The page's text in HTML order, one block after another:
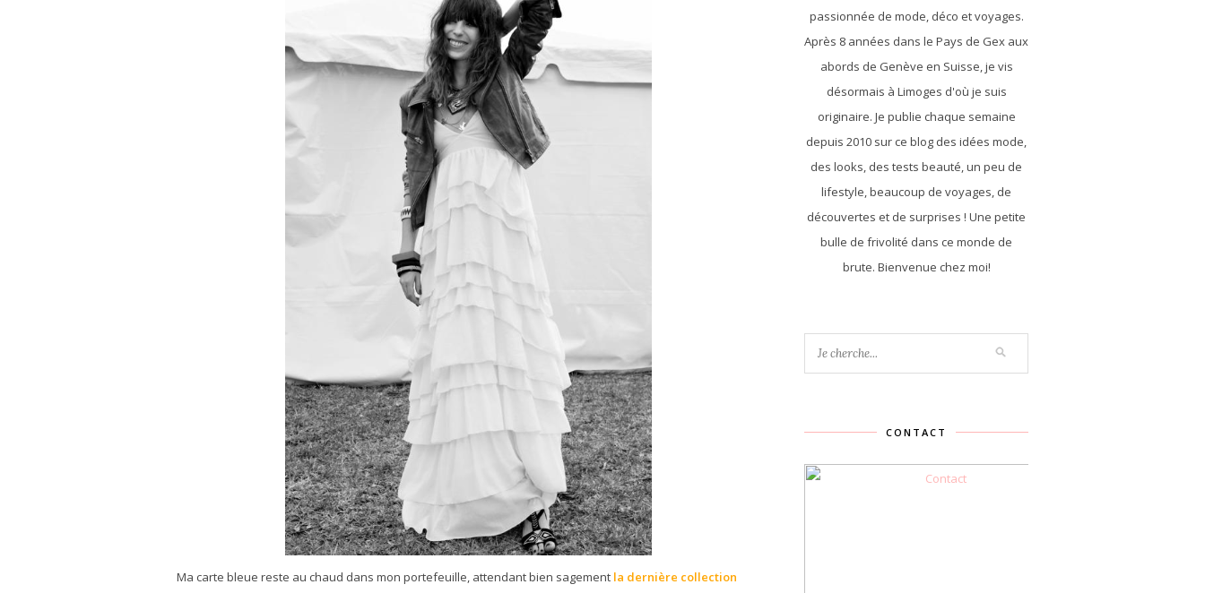
Ma carte bleue reste au chaud dans mon portefeuille, attendant bien sagement la dernière collection
passionnée de mode, déco et voyages.
Après 8 années dans le Pays de Gex aux
abords de Genève en Suisse, je vis
désormais à Limoges d'où je suis
originaire. Je publie chaque semaine
depuis 2010 sur ce blog des idées mode,
des looks, des tests beauté, un peu de
lifestyle, beaucoup de voyages, de
découvertes et de surprises ! Une petite
bulle de frivolité dans ce monde de
brute. Bienvenue chez moi!
CONTACT